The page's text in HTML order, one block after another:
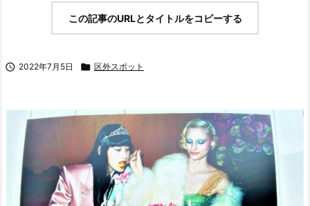
この記事のURLとタイトルをコピーする
 2022年7月5日  区外スポット